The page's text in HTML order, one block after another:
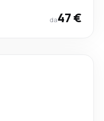
da47 €